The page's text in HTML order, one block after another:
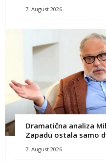
7. August 2026.
Dramatična analiza
Zapadu ostala samo
7. August 2026.